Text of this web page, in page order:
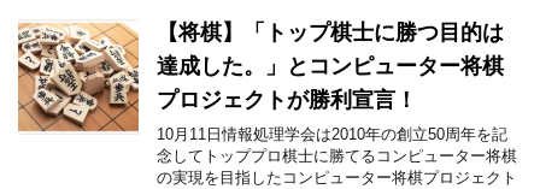
【将棋】「トップ棋士に勝つ目的は
達成した。」とコンピューター将棋
プロジェクトが勝利宣言！
10月11日情報処理学会は2010年の創立50周年を記
念してトッププロ棋士に勝てるコンピューター将棋
の実現を目指したコンピューター将棋プロジェクト